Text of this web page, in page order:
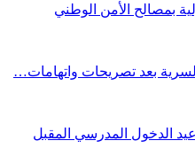
بمصالح الأمن الوطني
بعد تصريحات واتهامات…
الدخول المدرسي المقبل